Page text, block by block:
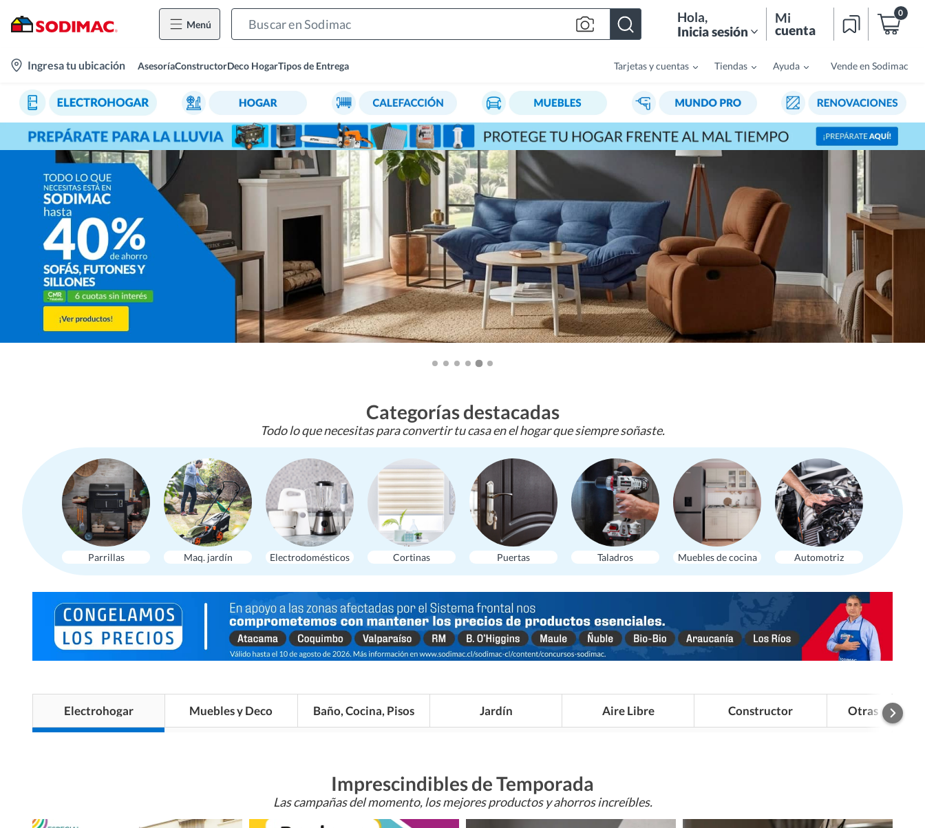
Menú Hola,
Inicia sesión
Mi
cuenta
0
location-
Ingresa tu ubicación AsesoríaConstructorDeco HogarTipos de Entrega Tarjetas y cuentas Tiendas Ayuda Vende en Sodimac
Categorías destacadas
Todo lo que necesitas para convertir tu casa en el hogar que siempre soñaste.
Parrillas Maq. jardín Electrodomésticos Cortinas Puertas Taladros Muebles de cocina Automotriz
Electrohogar Muebles y Deco Baño, Cocina, Pisos Jardín Aire Libre Constructor Otras
Imprescindibles de Temporada
Las campañas del momento, los mejores productos y ahorros increíbles.